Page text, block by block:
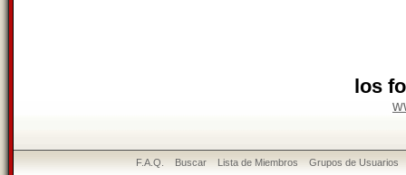
los
F.A.Q. Buscar Lista de Miembros Grupos de Usuarios